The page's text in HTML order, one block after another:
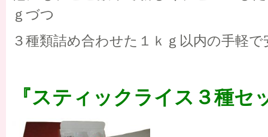
ｇづつ
３種類詰め合わせた１ｋｇ以内の手軽
『スティックライス３種セ